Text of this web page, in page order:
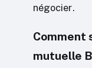
négocier.
Comment
mutuelle